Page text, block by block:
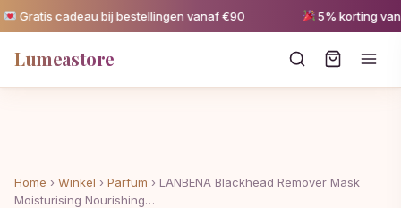
Gratis cadeau bij bestellingen vanaf €90 5% korting vanaf
Lumeastore
Home › Winkel › Parfum › LANBENA Blackhead Remover Mask
Moisturising Nourishing…